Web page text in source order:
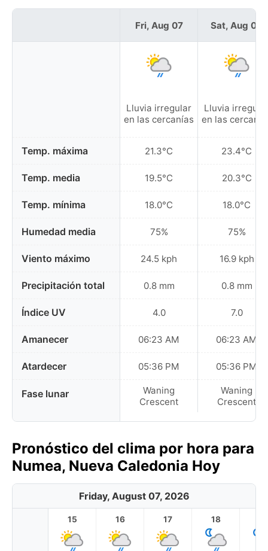
Temp. máxima
Temp. media
Temp. mínima
Humedad media
Viento máximo
Precipitación total
Índice UV
Amanecer
Atardecer
Fase lunar
Fri, Aug 07
Lluvia irregular
en las cercanías
21.3°C
19.5°C
18.0°C
75%
24.5 kph
0.8 mm
4.0
06:23 AM
05:36 PM
Waning
Crescent
Sat, Aug 08
Lluvia
en las
23.4°C
20.3°C
18.0°C
75%
16.9 kph
0.8 mm
7.0
06:23 AM
05:36 PM
Waning
Crescent
Pronóstico del clima por hora para
Numea, Nueva Caledonia Hoy
Friday, August 07, 2026
15 16 17 18